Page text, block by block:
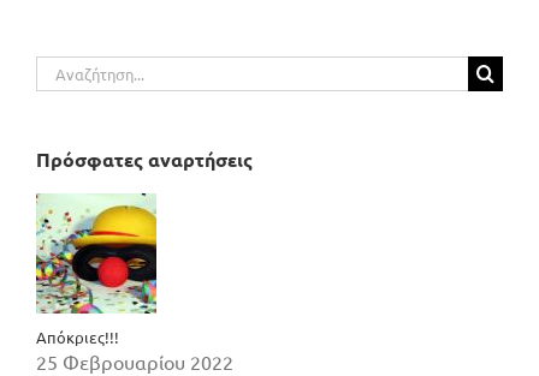
Αναζήτηση
για:
Πρόσφατες αναρτήσεις
Απόκριες!!!
25 Φεβρουαρίου 2022